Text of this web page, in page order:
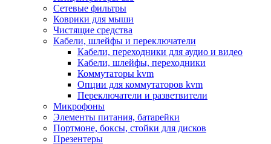
Весы кухонные
Гриль
Дистилляторы
Йогуртницы
Кофеварки и кофемашины
Кофемолки
Кухонные комбайны
Ломтерезки
Микроволновые печи
Миксеры
Мини-печи
Мойки
Мультиварки
Сетевые фильтры
Коврики для мыши
Чистящие средства
Кабели, шлейфы и переключатели
Кабели, переходники для аудио и видео
Кабели, шлейфы, переходники
Коммутаторы kvm
Опции для коммутаторов kvm
Переключатели и разветвители
Микрофоны
Элементы питания, батарейки
Портмоне, боксы, стойки для дисков
Презентеры